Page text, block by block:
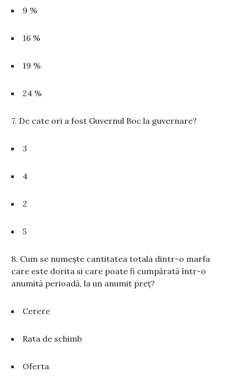
9 %
16 %
19 %
24 %
7. De cate ori a fost Guvernul Boc la guvernare?
3
4
2
5
8. Cum se numește cantitatea totala dintr-o marfa
care este dorita si care poate fi cumpărată într-o
anumită perioadă, la un anumit preț?
Cerere
Rata de schimb
Oferta